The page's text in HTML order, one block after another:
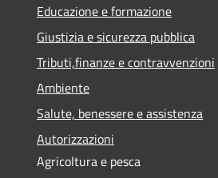
Educazione e formazione
Giustizia e sicurezza pubblica
Tributi,finanze e contravvenzioni
Ambiente
Salute, benessere e assistenza
Autorizzazioni
Agricoltura e pesca